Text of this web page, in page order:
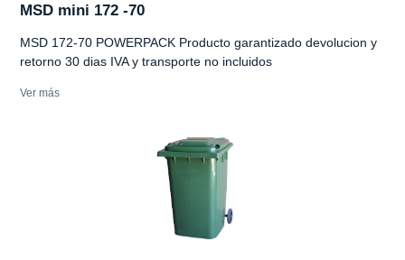
MSD mini 172 -70
MSD 172-70 POWERPACK Producto garantizado devolucion y
retorno 30 dias IVA y transporte no incluidos
Ver más